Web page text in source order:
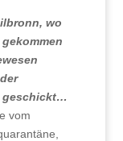
wo
geschickt…
vom